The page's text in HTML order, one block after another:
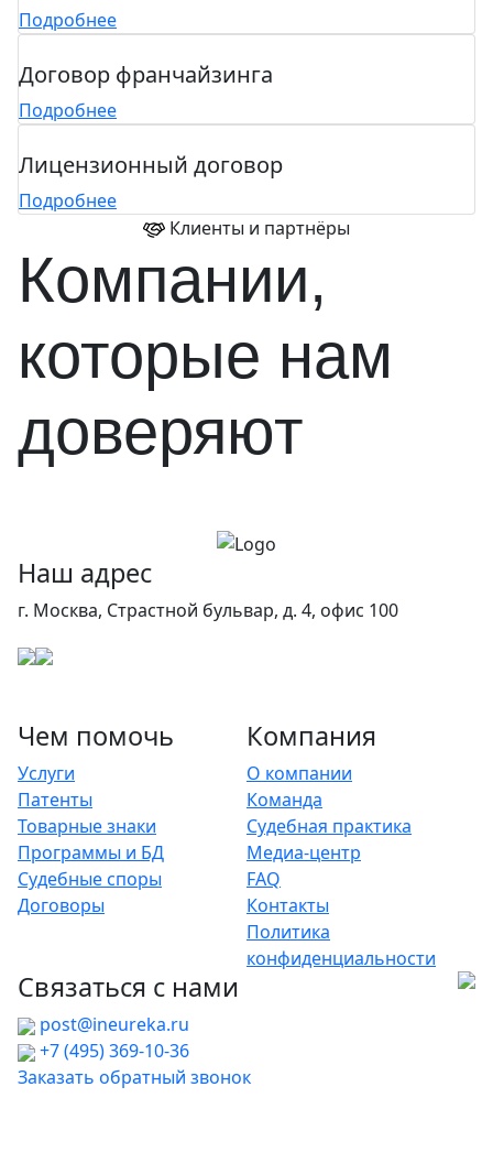
Подробнее
Договор франчайзинга
Подробнее
Лицензионный договор
Подробнее
Клиенты и партнёры
Компании,
которые нам
доверяют
Наш адрес
г. Москва, Страстной бульвар, д. 4, офис 100
Чем помочь
Услуги
Патенты
Товарные знаки
Программы и БД
Судебные споры
Договоры
Компания
О компании
Команда
Судебная практика
Медиа-центр
FAQ
Контакты
Политика
конфиденциальности
Связаться с нами
post@ineureka.ru
+7 (495) 369-10-36
Заказать обратный звонок